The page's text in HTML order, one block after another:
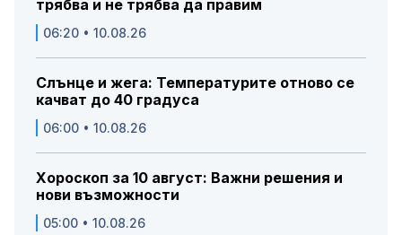
трябва и не трябва да правим
06:20 • 10.08.26
Слънце и жега: Температурите отново се
качват до 40 градуса
06:00 • 10.08.26
Хороскоп за 10 август: Важни решения и
нови възможности
05:00 • 10.08.26